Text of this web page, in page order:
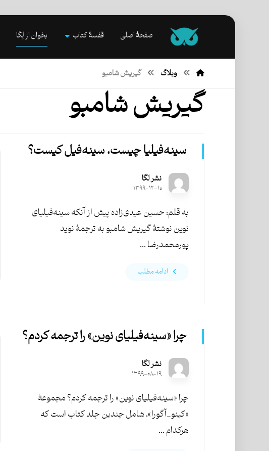
صفحۀ اصلی قفسۀ کتاب بخوان از لِگا
وبلاگ گیریش شامبو
گیریش شامبو
سینه‌فیلیا چیست، سینه‌فیل کیست؟
نشر لگا
۱۳۹۹-۱۲-۱۰
به قلم: حسین عیدی‌زاده پیش از آنکه سینه‌فیلیای
نوین نوشتۀ گیریش شامبو به ترجمۀ نوید
پورمحمدرضا ...
ادامه مطلب
چرا «سینه‌فیلیای نوین» را ترجمه کردم؟
نشر لگا
۱۳۹۹-۰۸-۱۹
چرا «سینه‌فیلیای نوین» را ترجمه کردم؟ مجموعۀ
«کینو_آگورا»، شامل چندین جلد کتاب است که
هرکدام ...